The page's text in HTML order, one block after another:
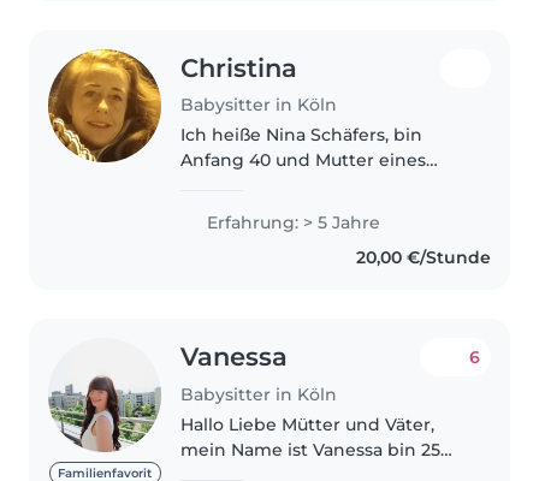
Christina
Babysitter in Köln
Ich heiße Nina Schäfers, bin
Anfang 40 und Mutter eines
eine abgeschlossene Ausbildung
als Erzieherin sowie als
Rechtsanwaltsfachangestellte
Erfahrung: > 5 Jahre
20,00 €/Stunde
Familienfavorit
Vanessa
Babysitter in Köln
6
Hallo Liebe Mütter und Väter,
mein Name ist Vanessa bin 25